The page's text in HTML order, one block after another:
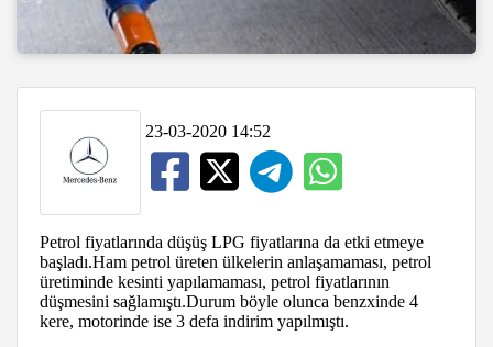
23-03-2020 14:52
Petrol fiyatlarında düşüş LPG fiyatlarına da etki etmeye
başladı.Ham petrol üreten ülkelerin anlaşamaması, petrol
üretiminde kesinti yapılamaması, petrol fiyatlarının
düşmesini sağlamıştı.Durum böyle olunca benzxinde 4
kere, motorinde ise 3 defa indirim yapılmıştı.